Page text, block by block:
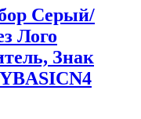
Серый/
Лого
Знак